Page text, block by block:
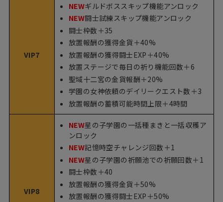
VIP7
NEWギルドボススキップ機能アンロック
NEW闘士試練スキップ機能アンロック
闘士枠数＋35
放置報酬の獲得金貨＋40%
放置報酬の獲得闘士EXP＋40%
放置ステージで毎日の祈り機能回数＋6
聖域十二宮の金貨報酬＋20%
学園の女神依頼のデイリークエスト数＋3
放置報酬の蓄積可能時間上限＋4時間
VIP8
NEW星の子学園の一括種まきと一括収穫ア
ンロック
NEW記憶時空チャレンジ回数＋1
NEW星の子学園の祈願池での祈願回数＋1
闘士枠数＋40
放置報酬の獲得金貨＋50%
放置報酬の獲得闘士EXP＋50%